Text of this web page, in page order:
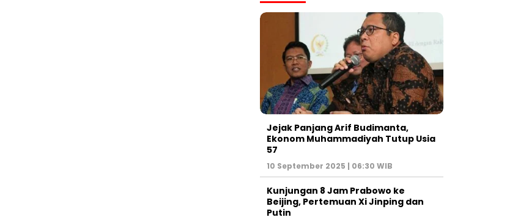
Jejak Panjang Arif Budimanta,
Ekonom Muhammadiyah Tutup Usia
57
10 September 2025 | 06:30 WIB
Kunjungan 8 Jam Prabowo ke
Beijing, Pertemuan Xi Jinping dan
Putin